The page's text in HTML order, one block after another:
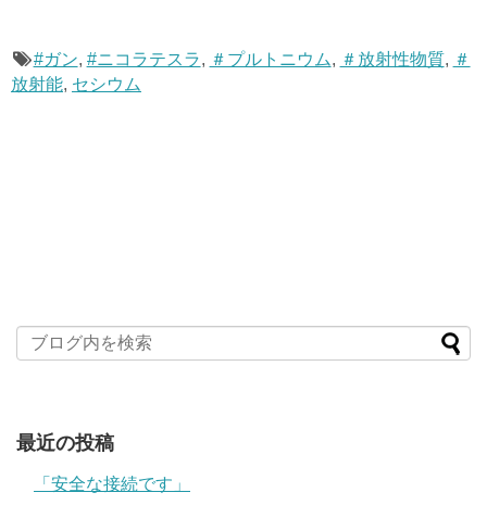
#ガン, #ニコラテスラ, ＃プルトニウム, ＃放射性物質, ＃
放射能, セシウム
最近の投稿
「安全な接続です」